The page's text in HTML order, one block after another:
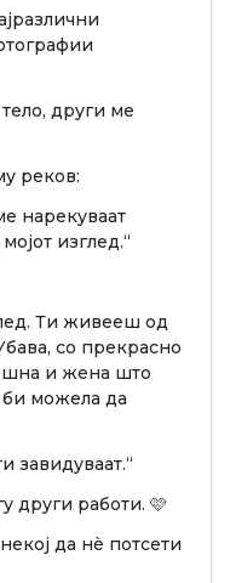
други ме
реков:
нарекуваат
изглед.“
Ти живееш од
со прекрасно
и жена што
можела да
завидуваат.“
други работи. 🩷
да нè потсети